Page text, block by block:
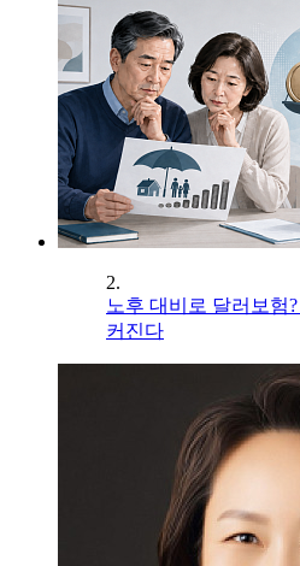
2.
노후 대비로 달러보험
커진다